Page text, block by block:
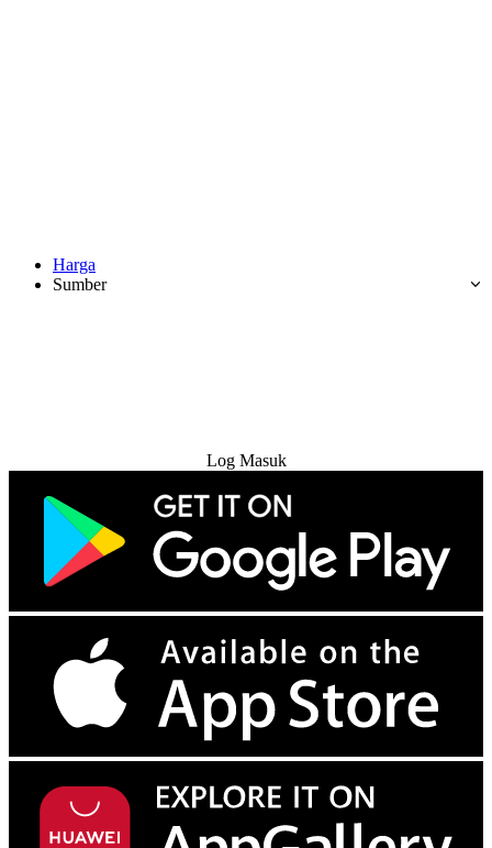
Harga
Sumber
Log Masuk